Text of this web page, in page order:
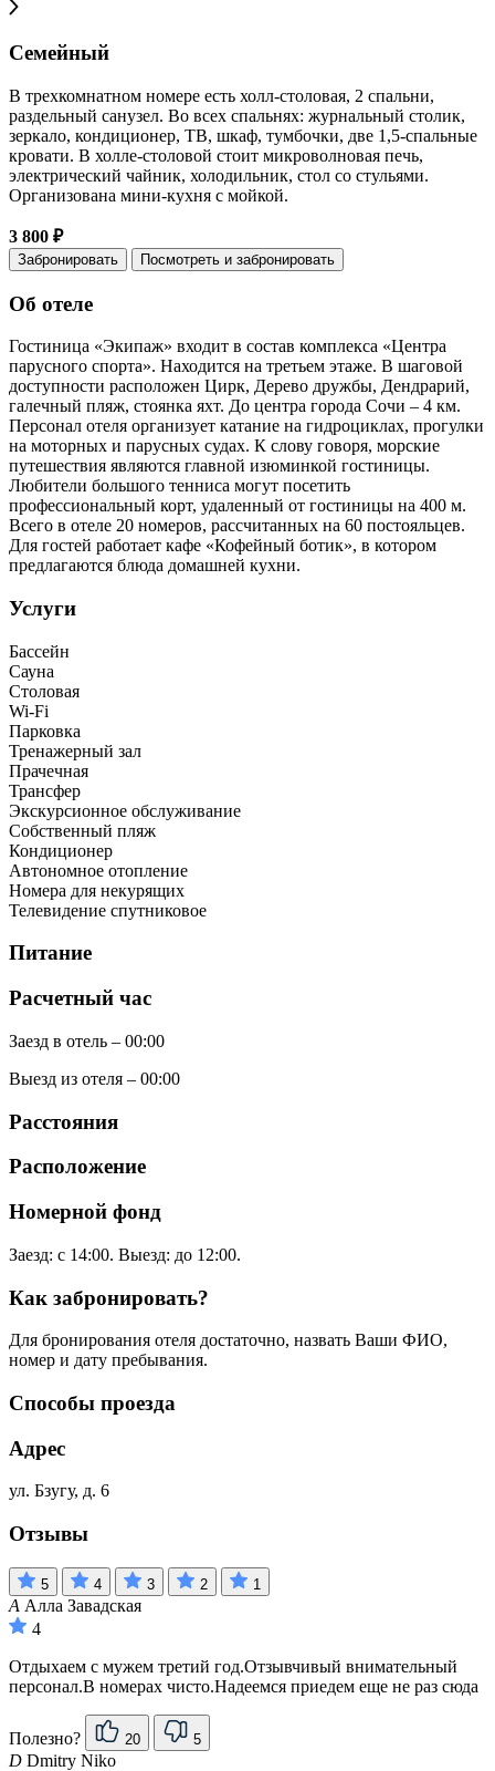
Семейный
В трехкомнатном номере есть холл-столовая, 2 спальни,
раздельный санузел. Во всех спальнях: журнальный столик,
зеркало, кондиционер, ТВ, шкаф, тумбочки, две 1,5-спальные
кровати. В холле-столовой стоит микроволновая печь,
электрический чайник, холодильник, стол со стульями.
Организована мини-кухня с мойкой.
3 800 ₽
Забронировать Посмотреть и забронировать
Об отеле
Гостиница «Экипаж» входит в состав комплекса «Центра
парусного спорта». Находится на третьем этаже. В шаговой
доступности расположен Цирк, Дерево дружбы, Дендрарий,
галечный пляж, стоянка яхт. До центра города Сочи – 4 км.
Персонал отеля организует катание на гидроциклах, прогулки
на моторных и парусных судах. К слову говоря, морские
путешествия являются главной изюминкой гостиницы.
Любители большого тенниса могут посетить
профессиональный корт, удаленный от гостиницы на 400 м.
Всего в отеле 20 номеров, рассчитанных на 60 постояльцев.
Для гостей работает кафе «Кофейный ботик», в котором
предлагаются блюда домашней кухни.
Услуги
Бассейн
Сауна
Столовая
Wi-Fi
Парковка
Тренажерный зал
Прачечная
Трансфер
Экскурсионное обслуживание
Собственный пляж
Кондиционер
Автономное отопление
Номера для некурящих
Телевидение спутниковое
Питание
Расчетный час
Заезд в отель – 00:00
Выезд из отеля – 00:00
Расстояния
Расположение
Номерной фонд
Заезд: с 14:00. Выезд: до 12:00.
Как забронировать?
Для бронирования отеля достаточно, назвать Ваши ФИО,
номер и дату пребывания.
Способы проезда
Адрес
ул. Бзугу, д. 6
Отзывы
5 4 3 2 1
А Алла Завадская
4
Отдыхаем с мужем третий год.Отзывчивый внимательный
персонал.В номерах чисто.Надеемся приедем еще не раз сюда
Полезно? 20 5
D Dmitry Niko